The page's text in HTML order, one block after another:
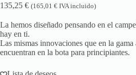
135,25 € (165,01 € IVA incluido)
La hemos diseñado pensando en el
hay en ti.
Las mismas innovaciones que en la gama
encuentran en la bota para principiantes.